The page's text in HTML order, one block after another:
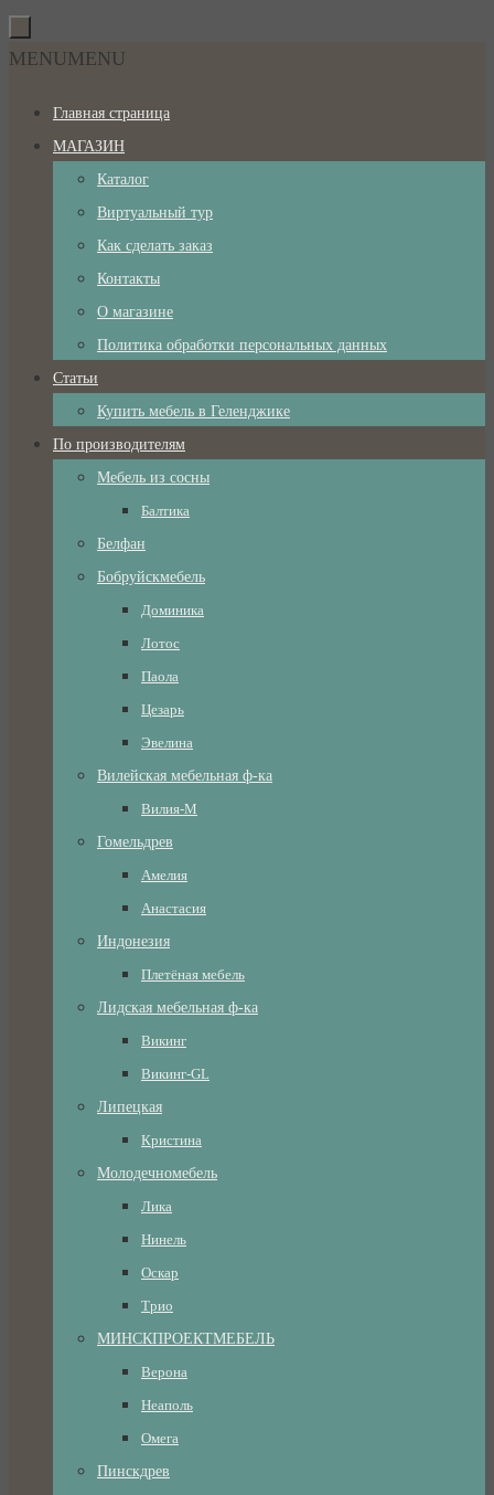
Перейти
к
Перейти
содержимому
MENUMENU
Главная страница
МАГАЗИН
Каталог
Виртуальный тур
Как сделать заказ
Контакты
О магазине
Политика обработки персональных данных
Статьи
Купить мебель в Геленджике
По производителям
Мебель из сосны
Балтика
Белфан
Бобруйскмебель
Доминика
Лотос
Паола
Цезарь
Эвелина
Вилейская мебельная ф-ка
Вилия-М
Гомельдрев
Амелия
Анастасия
Индонезия
Плетёная мебель
Лидская мебельная ф-ка
Викинг
Викинг-GL
Липецкая
Кристина
Молодечномебель
Лика
Нинель
Оскар
Трио
МИНСКПРОЕКТМЕБЕЛЬ
Верона
Неаполь
Омега
Пинскдрев